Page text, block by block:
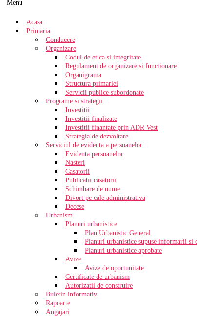
Menu
Acasa
Primaria
Conducere
Organizare
Codul de etica si integritate
Regulament de organizare si functionare
Organigrama
Structura primariei
Servicii publice subordonate
Programe si strategii
Investitii
Investitii finalizate
Investitii finantate prin ADR Vest
Strategia de dezvoltare
Serviciul de evidenta a persoanelor
Evidenta persoanelor
Nasteri
Casatorii
Publicatii casatorii
Schimbare de nume
Divort pe cale administrativa
Decese
Urbanism
Planuri urbanistice
Plan Urbanistic General
Planuri urbanistice supuse informarii si
Planuri urbanistice aprobate
Avize
Avize de oportunitate
Certificate de urbanism
Autorizatii de construire
Buletin informativ
Rapoarte
Angajari